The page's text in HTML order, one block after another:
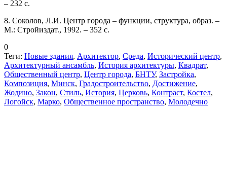
– 232 с.
8. Соколов, Л.И. Центр города – функции, структура, образ. –
М.: Стройиздат., 1992. – 352 с.
0
Теги: Новые здания, Архитектор, Среда, Исторический центр,
Архитектурный ансамбль, История архитектуры, Квадрат,
Общественный центр, Центр города, БНТУ, Застройка,
Композиция, Минск, Градостроительство, Достижение,
Жодино, Закон, Стиль, История, Церковь, Контраст, Костел,
Логойск, Марко, Общественное пространство, Молодечно